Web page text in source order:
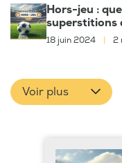
Hors-jeu :
superstitions
18 juin 2024 2
Voir plus